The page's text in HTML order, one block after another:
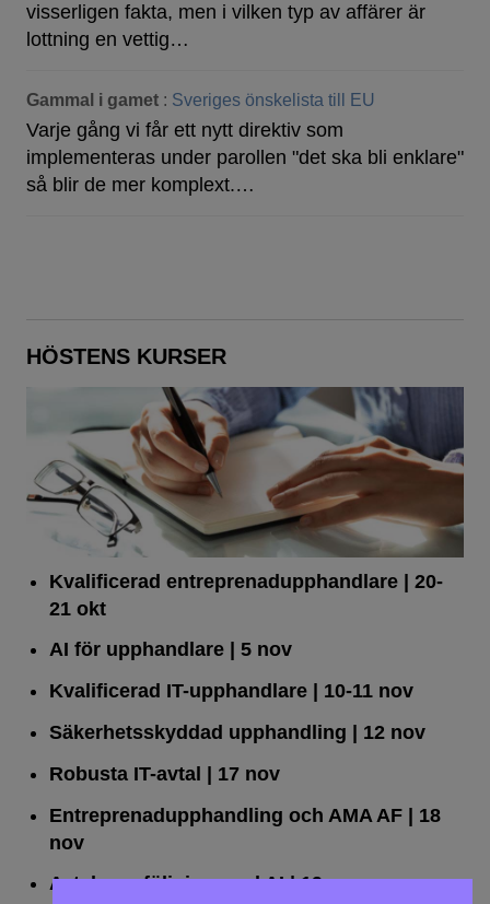
visserligen fakta, men i vilken typ av affärer är
lottning en vettig…
Gammal i gamet : Sveriges önskelista till EU
Varje gång vi får ett nytt direktiv som
implementeras under parollen "det ska bli enklare"
så blir de mer komplext.…
HÖSTENS KURSER
Kvalificerad entreprenad­upphandlare | 20-
21 okt
AI för upphandlare| 5 nov
Kvalificerad IT-upphandlare| 10-11 nov
Säkerhetsskyddad upphandling | 12 nov
Robusta IT-avtal | 17 nov
Entreprenadupphandling och AMA AF| 18
nov
Avtalsuppföljning med AI| 19 nov